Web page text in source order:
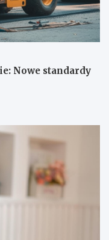
Nowe standardy